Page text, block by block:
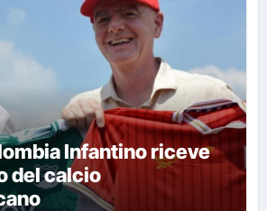
Infantino riceve
del calcio